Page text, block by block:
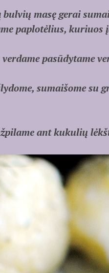
bulvių masę gerai
paplotėlius, kuriuos
pasūdytame
sumaišome su
ant kukulių